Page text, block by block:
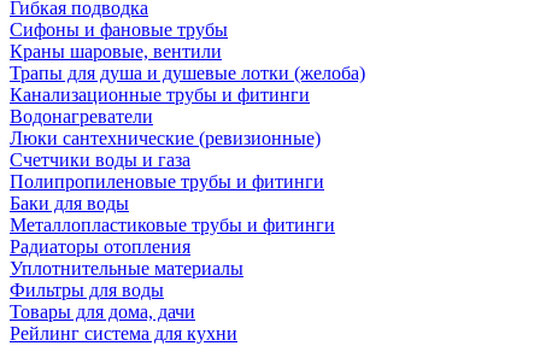
Гибкая подводка
Сифоны и фановые трубы
Краны шаровые, вентили
Трапы для душа и душевые лотки (желоба)
Канализационные трубы и фитинги
Водонагреватели
Люки сантехнические (ревизионные)
Счетчики воды и газа
Полипропиленовые трубы и фитинги
Баки для воды
Металлопластиковые трубы и фитинги
Радиаторы отопления
Уплотнительные материалы
Фильтры для воды
Товары для дома, дачи
Рейлинг система для кухни